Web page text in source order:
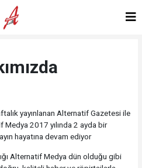
yayınlanan Alternatif Gazetesi ile
Medya 2017 yılında 2 ayda bir
hayatına devam ediyor
Alternatif Medya dün olduğu gibi